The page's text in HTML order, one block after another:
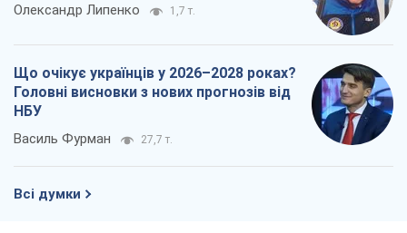
Олександр Липенко 1,7 т.
Що очікує українців у 2026–2028 роках?
Головні висновки з нових прогнозів від
НБУ
Василь Фурман 27,7 т.
Всі думки